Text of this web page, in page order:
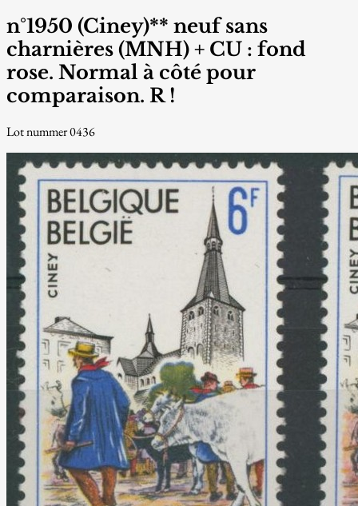
n°1950 (Ciney)** neuf sans
charnières (MNH) + CU : fond
rose. Normal à côté pour
comparaison. R !
Lot nummer 0436